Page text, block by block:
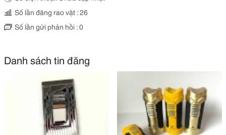
Số lần đăng rao vặt : 26
Số lần gửi phản hồi : 0
Danh sách tin đăng